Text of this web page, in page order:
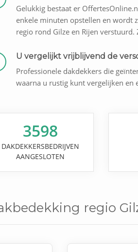
Gelukkig bestaat er
enkele minuten opstellen en wordt
regio rond Gilze en Rijen
U vergelijkt vrijblijvend de
Professionele dakdekkers die
waarna u rustig kunt vergelijken en
3598
DAKDEKKERSBEDRIJVEN
AANGESLOTEN
regio